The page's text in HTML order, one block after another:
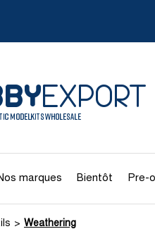
marques Bientôt Pre-
Weathering